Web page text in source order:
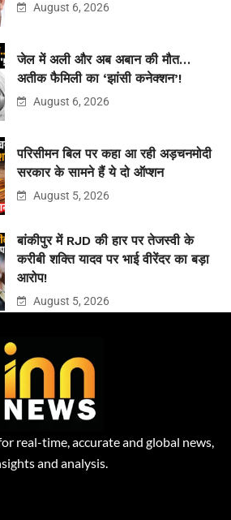
August 6, 2026
जेल में अली और अब अबान की मौत…
अतीक फैमिली का ‘झांसी कनेक्शन’!
August 6, 2026
परिसीमन बिल पर कहा आ रही अड़चनमोदी
सरकार के सामने हैं ये दो ऑप्शन
August 5, 2026
बांकीपुर में RJD की हार पर तेजस्वी के
करीबी शक्ति यादव पर भाई वीरेंदर का बड़ा
आरोप!
August 5, 2026
real-time, accurate and global news,
and analysis.